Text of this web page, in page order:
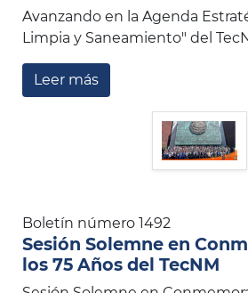
Avanzando en la Agenda
Limpia y Saneamiento" del
Leer más
Boletín número 1492
Sesión Solemne en
los 75 Años del TecNM